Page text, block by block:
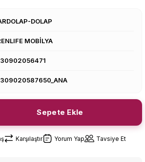
DOLAP
MOBİLYA
Sepete Ekle
Karşılaştır Yorum Yap Tavsiye Et